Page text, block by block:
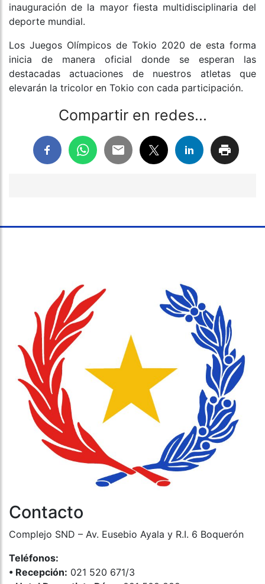
inauguración de la mayor fiesta multidisciplinaria del
deporte mundial.
Los Juegos Olímpicos de Tokio 2020 de esta forma
inicia de manera oficial donde se esperan las
destacadas actuaciones de nuestros atletas que
elevarán la tricolor en Tokio con cada participación.
Compartir en redes...
Contacto
Complejo SND – Av. Eusebio Ayala y R.I. 6 Boquerón
Teléfonos:
•⁠ ⁠Recepción: 021 520 671/3